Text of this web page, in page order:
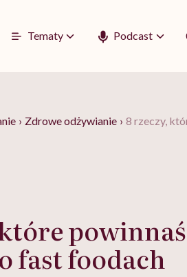
Tematy Podcast
› Zdrowe odżywianie › 8 rzeczy,
powinnaś
fast foodach